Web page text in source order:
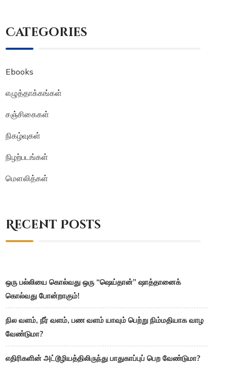
Categories
Ebooks
எழுத்தாக்கங்கள்
சஞ்சிகைகள்
நிகழ்வுகள்
நிழற்படங்கள்
மௌலித்கள்
Recent Posts
ஒரு பல்லியை கொல்வது ஒரு “ஷெய்தான்” ஷாத்தானைக்
கொல்வது போன்றாகும்!
நில வளம், நீர் வளம், பண வளம் யாவும் பெற்று நிம்மதியாக வாழ
வேண்டுமா?
எதிரிகளின் அட்டூழியத்திலிருந்து பாதுகாப்புப் பெற வேண்டுமா?